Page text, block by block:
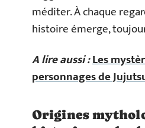
méditer. À chaque
histoire émerge,
A lire aussi :Les
personnages de
Origines